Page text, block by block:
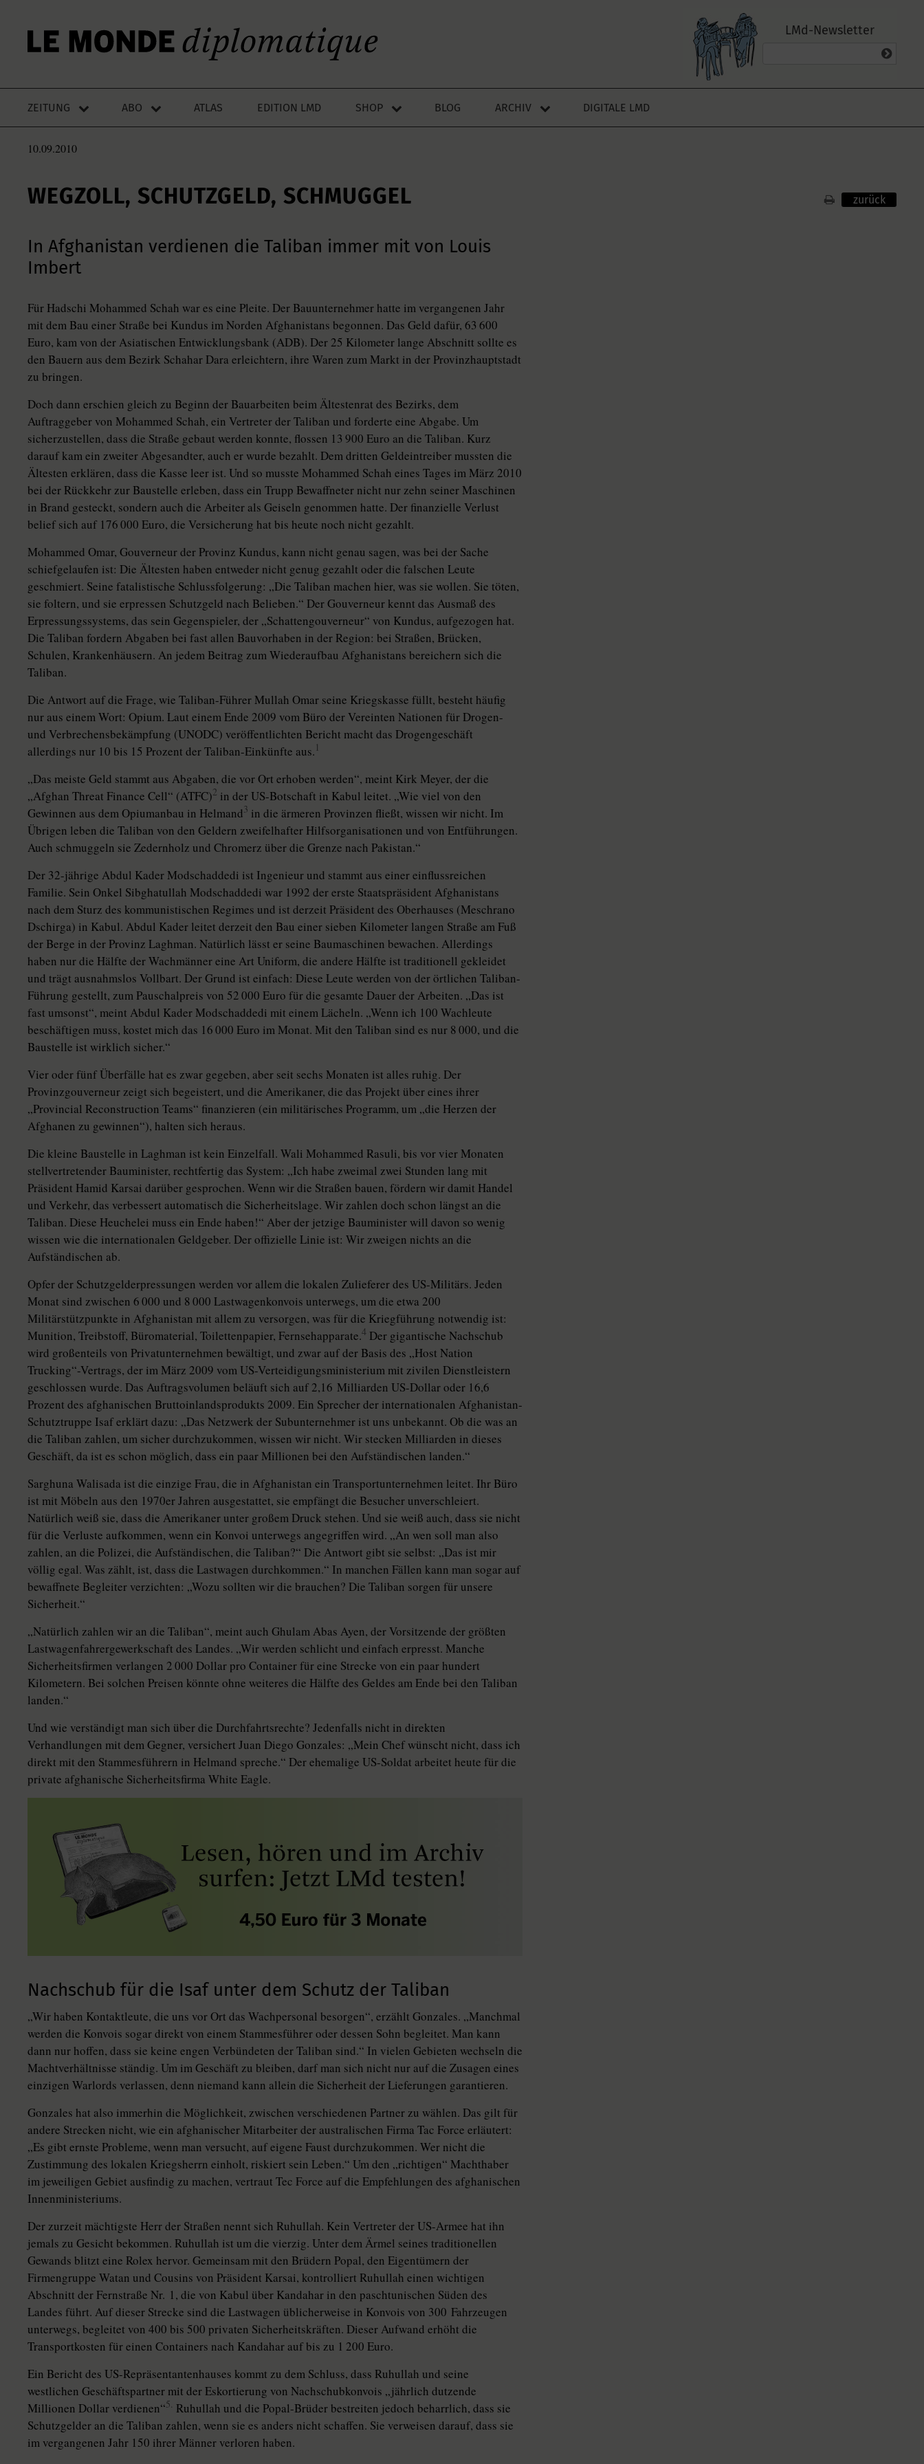
LMd-Newsletter
ZEITUNG ABO ATLAS EDITION LMD SHOP BLOG ARCHIV DIGITALE LMD
10.09.2010
WEGZOLL, SCHUTZGELD, SCHMUGGEL zurück
In Afghanistan verdienen die Taliban immer mit von Louis
Imbert
Für Hadschi Mohammed Schah war es eine Pleite. Der Bauunternehmer hatte im vergangenen Jahr
mit dem Bau einer Straße bei Kundus im Norden Afghanistans begonnen. Das Geld dafür, 63 600
Euro, kam von der Asiatischen Entwicklungsbank (ADB). Der 25 Kilometer lange Abschnitt sollte es
den Bauern aus dem Bezirk Schahar Dara erleichtern, ihre Waren zum Markt in der Provinzhauptstadt
zu bringen.
Doch dann erschien gleich zu Beginn der Bauarbeiten beim Ältestenrat des Bezirks, dem
Auftraggeber von Mohammed Schah, ein Vertreter der Taliban und forderte eine Abgabe. Um
sicherzustellen, dass die Straße gebaut werden konnte, flossen 13 900 Euro an die Taliban. Kurz
darauf kam ein zweiter Abgesandter, auch er wurde bezahlt. Dem dritten Geldeintreiber mussten die
Ältesten erklären, dass die Kasse leer ist. Und so musste Mohammed Schah eines Tages im März 2010
bei der Rückkehr zur Baustelle erleben, dass ein Trupp Bewaffneter nicht nur zehn seiner Maschinen
in Brand gesteckt, sondern auch die Arbeiter als Geiseln genommen hatte. Der finanzielle Verlust
belief sich auf 176 000 Euro, die Versicherung hat bis heute noch nicht gezahlt.
Mohammed Omar, Gouverneur der Provinz Kundus, kann nicht genau sagen, was bei der Sache
schiefgelaufen ist: Die Ältesten haben entweder nicht genug gezahlt oder die falschen Leute
geschmiert. Seine fatalistische Schlussfolgerung: „Die Taliban machen hier, was sie wollen. Sie töten,
sie foltern, und sie erpressen Schutzgeld nach Belieben.“ Der Gouverneur kennt das Ausmaß des
Erpressungssystems, das sein Gegenspieler, der „Schattengouverneur“ von Kundus, aufgezogen hat.
Die Taliban fordern Abgaben bei fast allen Bauvorhaben in der Region: bei Straßen, Brücken,
Schulen, Krankenhäusern. An jedem Beitrag zum Wiederaufbau Afghanistans bereichern sich die
Taliban.
Die Antwort auf die Frage, wie Taliban-Führer Mullah Omar seine Kriegskasse füllt, besteht häufig
nur aus einem Wort: Opium. Laut einem Ende 2009 vom Büro der Vereinten Nationen für Drogen-
und Verbrechensbekämpfung (UNODC) veröffentlichten Bericht macht das Drogengeschäft
allerdings nur 10 bis 15 Prozent der Taliban-Einkünfte aus. 1
„Das meiste Geld stammt aus Abgaben, die vor Ort erhoben werden“, meint Kirk Meyer, der die
„Afghan Threat Finance Cell“ (ATFC)2 in der US-Botschaft in Kabul leitet. „Wie viel von den
Gewinnen aus dem Opiumanbau in Helmand3 in die ärmeren Provinzen fließt, wissen wir nicht. Im
Übrigen leben die Taliban von den Geldern zweifelhafter Hilfsorganisationen und von Entführungen.
Auch schmuggeln sie Zedernholz und Chromerz über die Grenze nach Pakistan.“
Der 32-jährige Abdul Kader Modschaddedi ist Ingenieur und stammt aus einer einflussreichen
Familie. Sein Onkel Sibghatullah Modschaddedi war 1992 der erste Staatspräsident Afghanistans
nach dem Sturz des kommunistischen Regimes und ist derzeit Präsident des Oberhauses (Meschrano
Dschirga) in Kabul. Abdul Kader leitet derzeit den Bau einer sieben Kilometer langen Straße am Fuß
der Berge in der Provinz Laghman. Natürlich lässt er seine Baumaschinen bewachen. Allerdings
haben nur die Hälfte der Wachmänner eine Art Uniform, die andere Hälfte ist traditionell gekleidet
und trägt ausnahmslos Vollbart. Der Grund ist einfach: Diese Leute werden von der örtlichen Taliban-
Führung gestellt, zum Pauschalpreis von 52 000 Euro für die gesamte Dauer der Arbeiten. „Das ist
fast umsonst“, meint Abdul Kader Modschaddedi mit einem Lächeln. „Wenn ich 100 Wachleute
beschäftigen muss, kostet mich das 16 000 Euro im Monat. Mit den Taliban sind es nur 8 000, und die
Baustelle ist wirklich sicher.“
Vier oder fünf Überfälle hat es zwar gegeben, aber seit sechs Monaten ist alles ruhig. Der
Provinzgouverneur zeigt sich begeistert, und die Amerikaner, die das Projekt über eines ihrer
„Provincial Reconstruction Teams“ finanzieren (ein militärisches Programm, um „die Herzen der
Afghanen zu gewinnen“), halten sich heraus.
Die kleine Baustelle in Laghman ist kein Einzelfall. Wali Mohammed Rasuli, bis vor vier Monaten
stellvertretender Bauminister, rechtfertig das System: „Ich habe zweimal zwei Stunden lang mit
Präsident Hamid Karsai darüber gesprochen. Wenn wir die Straßen bauen, fördern wir damit Handel
und Verkehr, das verbessert automatisch die Sicherheitslage. Wir zahlen doch schon längst an die
Taliban. Diese Heuchelei muss ein Ende haben!“ Aber der jetzige Bauminister will davon so wenig
wissen wie die internationalen Geldgeber. Der offizielle Linie ist: Wir zweigen nichts an die
Aufständischen ab.
Opfer der Schutzgelderpressungen werden vor allem die lokalen Zulieferer des US-Militärs. Jeden
Monat sind zwischen 6 000 und 8 000 Lastwagenkonvois unterwegs, um die etwa 200
Militärstützpunkte in Afghanistan mit allem zu versorgen, was für die Kriegführung notwendig ist:
Munition, Treibstoff, Büromaterial, Toilettenpapier, Fernsehapparate.4 Der gigantische Nachschub
wird großenteils von Privatunternehmen bewältigt, und zwar auf der Basis des „Host Nation
Trucking“-Vertrags, der im März 2009 vom US-Verteidigungsministerium mit zivilen Dienstleistern
geschlossen wurde. Das Auftragsvolumen beläuft sich auf 2,16 Milliarden US-Dollar oder 16,6
Prozent des afghanischen Bruttoinlandsprodukts 2009. Ein Sprecher der internationalen Afghanistan-
Schutztruppe Isaf erklärt dazu: „Das Netzwerk der Subunternehmer ist uns unbekannt. Ob die was an
die Taliban zahlen, um sicher durchzukommen, wissen wir nicht. Wir stecken Milliarden in dieses
Geschäft, da ist es schon möglich, dass ein paar Millionen bei den Aufständischen landen.“
Sarghuna Walisada ist die einzige Frau, die in Afghanistan ein Transportunternehmen leitet. Ihr Büro
ist mit Möbeln aus den 1970er Jahren ausgestattet, sie empfängt die Besucher unverschleiert.
Natürlich weiß sie, dass die Amerikaner unter großem Druck stehen. Und sie weiß auch, dass sie nicht
für die Verluste aufkommen, wenn ein Konvoi unterwegs angegriffen wird. „An wen soll man also
zahlen, an die Polizei, die Aufständischen, die Taliban?“ Die Antwort gibt sie selbst: „Das ist mir
völlig egal. Was zählt, ist, dass die Lastwagen durchkommen.“ In manchen Fällen kann man sogar auf
bewaffnete Begleiter verzichten: „Wozu sollten wir die brauchen? Die Taliban sorgen für unsere
Sicherheit.“
„Natürlich zahlen wir an die Taliban“, meint auch Ghulam Abas Ayen, der Vorsitzende der größten
Lastwagenfahrergewerkschaft des Landes. „Wir werden schlicht und einfach erpresst. Manche
Sicherheitsfirmen verlangen 2 000 Dollar pro Container für eine Strecke von ein paar hundert
Kilometern. Bei solchen Preisen könnte ohne weiteres die Hälfte des Geldes am Ende bei den Taliban
landen.“
Und wie verständigt man sich über die Durchfahrtsrechte? Jedenfalls nicht in direkten
Verhandlungen mit dem Gegner, versichert Juan Diego Gonzales: „Mein Chef wünscht nicht, dass ich
direkt mit den Stammesführern in Helmand spreche.“ Der ehemalige US-Soldat arbeitet heute für die
private afghanische Sicherheitsfirma White Eagle.
Nachschub für die Isaf unter dem Schutz der Taliban
„Wir haben Kontaktleute, die uns vor Ort das Wachpersonal besorgen“, erzählt Gonzales. „Manchmal
werden die Konvois sogar direkt von einem Stammesführer oder dessen Sohn begleitet. Man kann
dann nur hoffen, dass sie keine engen Verbündeten der Taliban sind.“ In vielen Gebieten wechseln die
Machtverhältnisse ständig. Um im Geschäft zu bleiben, darf man sich nicht nur auf die Zusagen eines
einzigen Warlords verlassen, denn niemand kann allein die Sicherheit der Lieferungen garantieren.
Gonzales hat also immerhin die Möglichkeit, zwischen verschiedenen Partner zu wählen. Das gilt für
andere Strecken nicht, wie ein afghanischer Mitarbeiter der australischen Firma Tac Force erläutert:
„Es gibt ernste Probleme, wenn man versucht, auf eigene Faust durchzukommen. Wer nicht die
Zustimmung des lokalen Kriegsherrn einholt, riskiert sein Leben.“ Um den „richtigen“ Machthaber
im jeweiligen Gebiet ausfindig zu machen, vertraut Tec Force auf die Empfehlungen des afghanischen
Innenministeriums.
Der zurzeit mächtigste Herr der Straßen nennt sich Ruhullah. Kein Vertreter der US-Armee hat ihn
jemals zu Gesicht bekommen. Ruhullah ist um die vierzig. Unter dem Ärmel seines traditionellen
Gewands blitzt eine Rolex hervor. Gemeinsam mit den Brüdern Popal, den Eigentümern der
Firmengruppe Watan und Cousins von Präsident Karsai, kontrolliert Ruhullah einen wichtigen
Abschnitt der Fernstraße Nr. 1, die von Kabul über Kandahar in den paschtunischen Süden des
Landes führt. Auf dieser Strecke sind die Lastwagen üblicherweise in Konvois von 300 Fahrzeugen
unterwegs, begleitet von 400 bis 500 privaten Sicherheitskräften. Dieser Aufwand erhöht die
Transportkosten für einen Containers nach Kandahar auf bis zu 1 200 Euro.
Ein Bericht des US-Repräsentantenhauses kommt zu dem Schluss, dass Ruhullah und seine
westlichen Geschäftspartner mit der Eskortierung von Nachschubkonvois „jährlich dutzende
Millionen Dollar verdienen“5. Ruhullah und die Popal-Brüder bestreiten jedoch beharrlich, dass sie
Schutzgelder an die Taliban zahlen, wenn sie es anders nicht schaffen. Sie verweisen darauf, dass sie
im vergangenen Jahr 150 ihrer Männer verloren haben.